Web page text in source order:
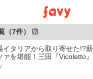
（7件）
イタリアから取り寄せた!?
ァを堪能！三田『Vicoletto』